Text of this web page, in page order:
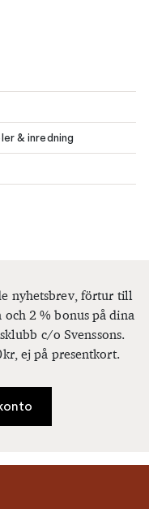
& inredning
nyhetsbrev, förtur till
2 % bonus på dina
c/o Svenssons.
ej på presentkort.